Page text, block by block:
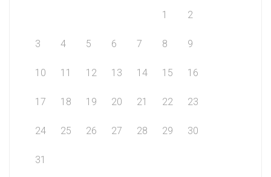
1
2
3 4 5 6 7 8 9
10 11 12 13 14 15 16
17 18 19 20 21 22 23
24 25 26 27 28 29 30
31